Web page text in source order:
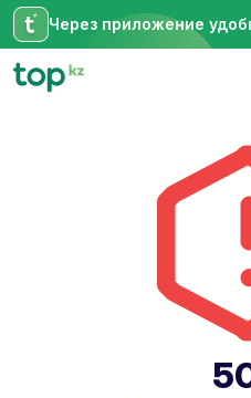
Через приложение